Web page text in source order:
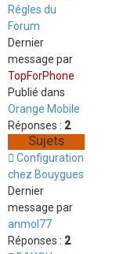
Régles du
Forum
Dernier
message par
TopForPhone
Publié dans
Orange Mobile
Réponses : 2
Sujets
Configuration
chez Bouygues
Dernier
message par
anmol77
Réponses : 2